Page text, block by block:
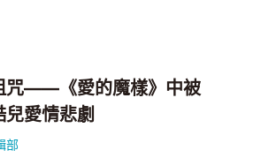
咒——《愛的魔樣》中被
愛情悲劇
部